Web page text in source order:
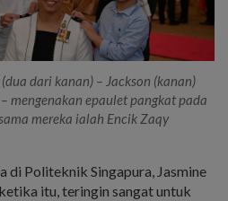
dari kanan) – Jackson (kanan)
mengenakan epaulet pangkat pada
mereka ialah Encik Zaqy
di Politeknik Singapura, Jasmine
itu, teringin sangat untuk